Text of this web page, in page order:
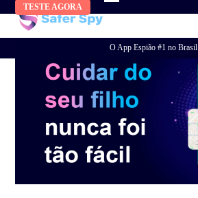
content
TESTE AGORA
O App Espião #1 no Brasil